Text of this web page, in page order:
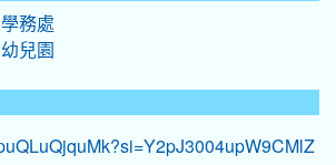
學務處
幼兒園